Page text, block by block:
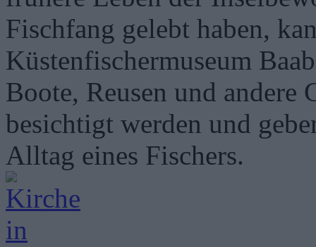
Fischfang gelebt haben,
Küstenfischermuseum
Boote, Reusen und andere
besichtigt werden und
Alltag eines Fischers.